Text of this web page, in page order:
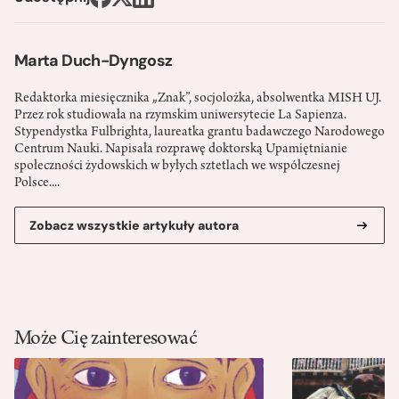
Marta Duch-Dyngosz
Redaktorka miesięcznika „Znak”, socjolożka, absolwentka MISH UJ.
Przez rok studiowała na rzymskim uniwersytecie La Sapienza.
Stypendystka Fulbrighta, laureatka grantu badawczego Narodowego
Centrum Nauki. Napisała rozprawę doktorską Upamiętnianie
społeczności żydowskich w byłych sztetlach we współczesnej
Polsce....
Zobacz wszystkie artykuły autora
Może Cię zainteresować